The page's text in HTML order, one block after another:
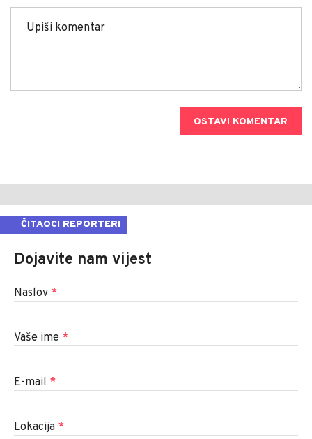
OSTAVI KOMENTAR
ČITAOCI REPORTERI
Dojavite nam vijest
Naslov *
Vaše ime *
E-mail *
Lokacija *